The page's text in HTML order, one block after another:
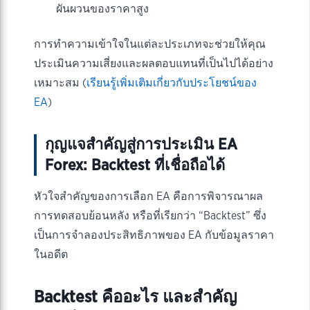
ผันผวนของราคาสูง
การทำความเข้าใจในแต่ละประเภทจะช่วยให้คุณ
ประเมินความเสี่ยงและผลตอบแทนที่เป็นไปได้อย่าง
เหมาะสม (เรียนรู้เพิ่มเติมเกี่ยวกับประโยชน์ของ
EA)
กุญแจสำคัญสู่การประเมิน EA
Forex: Backtest ที่เชื่อถือได้
หัวใจสำคัญของการเลือก EA คือการพิจารณาผล
การทดสอบย้อนหลัง หรือที่เรียกว่า “Backtest” ซึ่ง
เป็นการจำลองประสิทธิภาพของ EA กับข้อมูลราคา
ในอดีต
Backtest คืออะไร และสำคัญ